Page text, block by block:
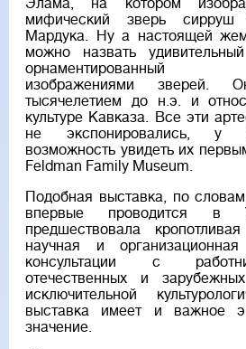
Элама, на котором
мифический зверь сирруш
Мардука. Ну а настоящей
можно назвать
орнаментированный
изображениями зверей.
тысячелетием до н.э. и
культуре Кавказа. Все эти
не экспонировались, у
возможность увидеть их
Feldman Family Museum.
Подобная выставка, по
впервые проводится
предшествовала кропотливая
научная и
консультации с
отечественных и
исключительной
выставка имеет и важное
значение.